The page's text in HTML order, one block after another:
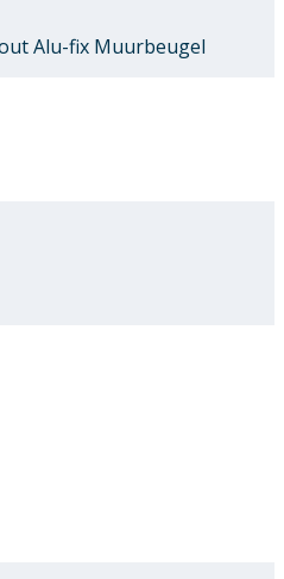
Alu-fix Muurbeugel